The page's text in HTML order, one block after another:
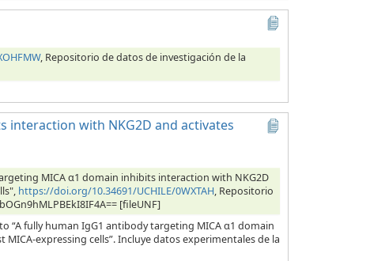
, Repositorio de datos de investigación de la
interaction with NKG2D and activates
MICA α1 domain inhibits interaction with NKG2D
https://doi.org/10.34691/UCHILE/0WXTAH, Repositorio
[fileUNF]
“A fully human IgG1 antibody targeting MICA α1 domain
expressing cells”. Incluye datos experimentales de la